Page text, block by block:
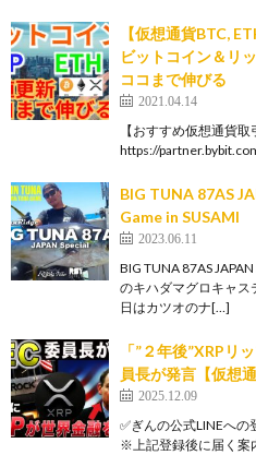
【仮想通貨BTC,
ビットコイン＆リ
ココまで伸びる
2021.04.14
【おすすめ仮想通貨
https://
BIG TUNA 87AS
Game in SUSAMI
2023.06.11
BIG TUNA 87AS
のキハダマグロキャス
日はカツオのナ[…]
「”２年後”XRPリ
員長が発言【仮想
2025.12.09
✅ぎんの公式LINEへ
※上記登録後に届く案